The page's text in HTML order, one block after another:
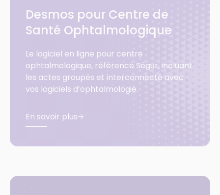
Desmos pour Centre de
Santé Ophtalmologique
Le logiciel en ligne pour centre
ophtalmologique, référencé Ségur, incluant
les actes groupés et interconnecté avec
vos logiciels d’ophtalmologie.
En savoir plus